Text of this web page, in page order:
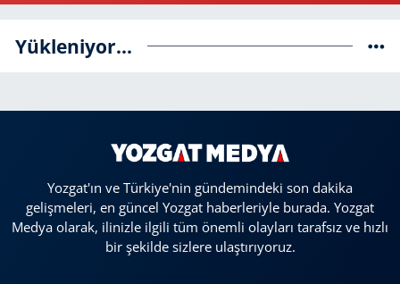
Yükleniyor...
Yozgat'ın ve Türkiye'nin gündemindeki son dakika
gelişmeleri, en güncel Yozgat haberleriyle burada. Yozgat
Medya olarak, ilinizle ilgili tüm önemli olayları tarafsız ve hızlı
bir şekilde sizlere ulaştırıyoruz.